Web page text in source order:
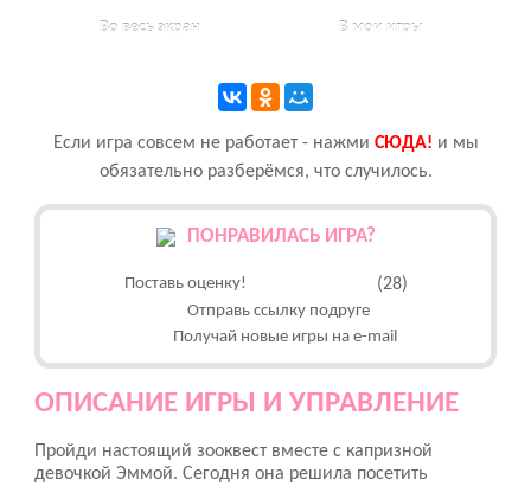
Во весь экран В мои игры
Если игра совсем не работает - нажми CЮДА! и мы
обязательно разберёмся, что случилось.
ПОНРАВИЛАСЬ ИГРА?
Поставь оценку! (28)
Отправь ссылку подруге
Получай новые игры на e-mail
ОПИСАНИЕ ИГРЫ И УПРАВЛЕНИЕ
Пройди настоящий зооквест вместе с капризной
девочкой Эммой. Сегодня она решила посетить